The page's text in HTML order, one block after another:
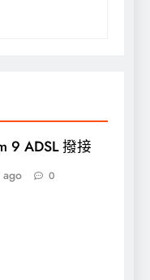
9 ADSL 撥接
ago 0